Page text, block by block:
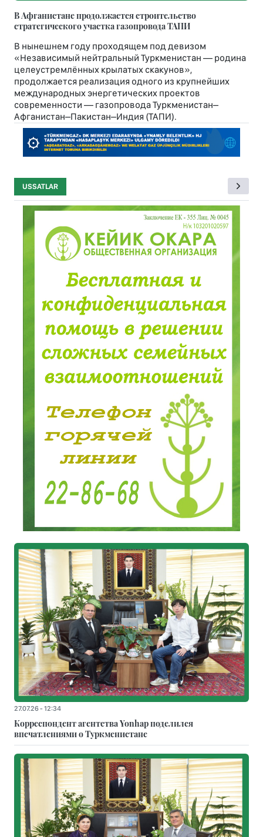
В Афганистане продолжается строительство
стратегического участка газопровода ТАПИ
В нынешнем году проходящем под девизом
«Независимый нейтральный Туркменистан — родина
целеустремлённых крылатых скакунов»,
продолжается реализация одного из крупнейших
международных энергетических проектов
современности — газопровода Туркменистан–
Афганистан–Пакистан–Индия (ТАПИ).
USSATLAR
27.07.26 - 12:34
Корреспондент агентства Yonhap поделился
впечатлениями о Туркменистане